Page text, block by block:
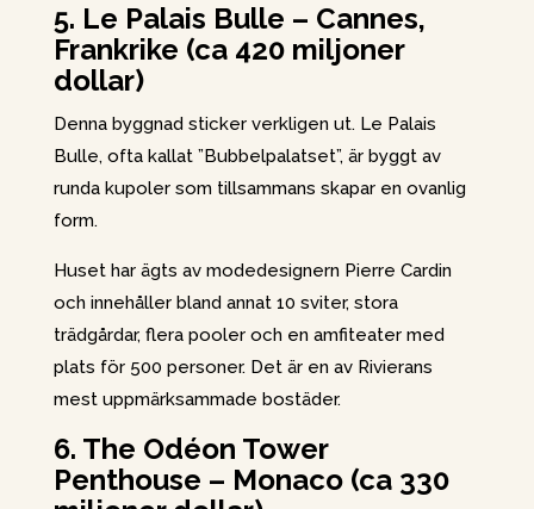
5. Le Palais Bulle – Cannes,
Frankrike (ca 420 miljoner
dollar)
Denna byggnad sticker verkligen ut. Le Palais
Bulle, ofta kallat ”Bubbelpalatset”, är byggt av
runda kupoler som tillsammans skapar en ovanlig
form.
Huset har ägts av modedesignern Pierre Cardin
och innehåller bland annat 10 sviter, stora
trädgårdar, flera pooler och en amfiteater med
plats för 500 personer. Det är en av Rivierans
mest uppmärksammade bostäder.
6. The Odéon Tower
Penthouse – Monaco (ca 330